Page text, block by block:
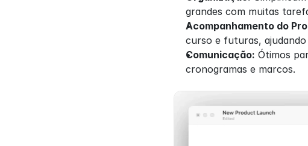
grandes com muitas
Acompanhamento do
curso e futuras,
Comunicação: Ótimos
cronogramas e marcos.